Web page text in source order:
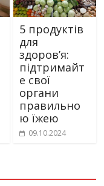
5 продуктів
для
здоров’я:
підтримайт
е свої
органи
правильно
ю їжею
09.10.2024